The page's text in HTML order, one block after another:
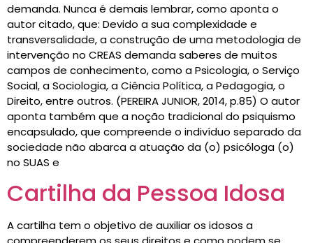
demanda. Nunca é demais lembrar, como aponta o
autor citado, que: Devido a sua complexidade e
transversalidade, a construção de uma metodologia de
intervenção no CREAS demanda saberes de muitos
campos de conhecimento, como a Psicologia, o Serviço
Social, a Sociologia, a Ciência Política, a Pedagogia, o
Direito, entre outros. (PEREIRA JUNIOR, 2014, p.85) O autor
aponta também que a noção tradicional do psiquismo
encapsulado, que compreende o indivíduo separado da
sociedade não abarca a atuação da (o) psicóloga (o)
no SUAS e
Cartilha da Pessoa Idosa
A cartilha tem o objetivo de auxiliar os idosos a